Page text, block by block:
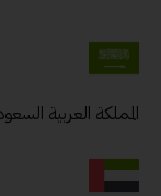
المملكة العربية